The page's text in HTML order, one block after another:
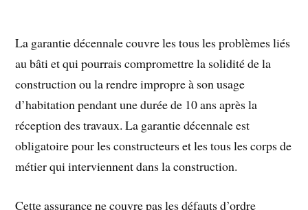
La garantie décennale couvre les tous les problèmes liés
au bâti et qui pourrais compromettre la solidité de la
construction ou la rendre impropre à son usage
d’habitation pendant une durée de 10 ans après la
réception des travaux. La garantie décennale est
obligatoire pour les constructeurs et les tous les corps de
métier qui interviennent dans la construction.
Cette assurance ne couvre pas les défauts d’ordre